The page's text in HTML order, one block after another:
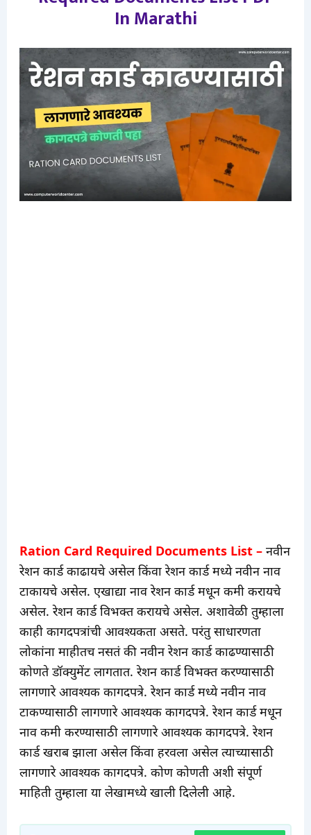
In Marathi
Ration Card Required Documents List – नवीन
रेशन कार्ड काढायचे असेल किंवा रेशन कार्ड मध्ये नवीन नाव
टाकायचे असेल. एखाद्या नाव रेशन कार्ड मधून कमी करायचे
असेल. रेशन कार्ड विभक्त करायचे असेल. अशावेळी तुम्हाला
काही कागदपत्रांची आवश्यकता असते. परंतु साधारणता
लोकांना माहीतच नसतं की नवीन रेशन कार्ड काढण्यासाठी
कोणते डॉक्युमेंट लागतात. रेशन कार्ड विभक्त करण्यासाठी
लागणारे आवश्यक कागदपत्रे. रेशन कार्ड मध्ये नवीन नाव
टाकण्यासाठी लागणारे आवश्यक कागदपत्रे. रेशन कार्ड मधून
नाव कमी करण्यासाठी लागणारे आवश्यक कागदपत्रे. रेशन
कार्ड खराब झाला असेल किंवा हरवला असेल त्याच्यासाठी
लागणारे आवश्यक कागदपत्रे. कोण कोणती अशी संपूर्ण
माहिती तुम्हाला या लेखामध्ये खाली दिलेली आहे.